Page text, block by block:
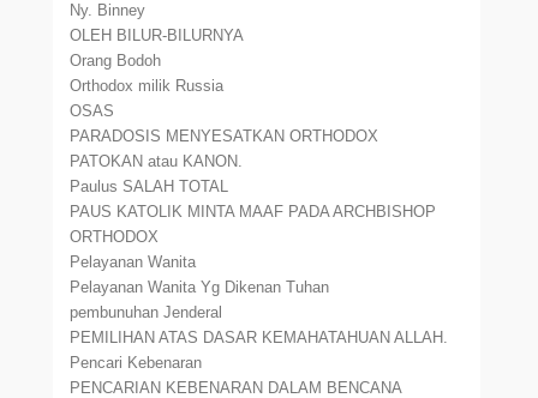
Ny. Binney
OLEH BILUR-BILURNYA
Orang Bodoh
Orthodox milik Russia
OSAS
PARADOSIS MENYESATKAN ORTHODOX
PATOKAN atau KANON.
Paulus SALAH TOTAL
PAUS KATOLIK MINTA MAAF PADA ARCHBISHOP
ORTHODOX
Pelayanan Wanita
Pelayanan Wanita Yg Dikenan Tuhan
pembunuhan Jenderal
PEMILIHAN ATAS DASAR KEMAHATAHUAN ALLAH.
Pencari Kebenaran
PENCARIAN KEBENARAN DALAM BENCANA